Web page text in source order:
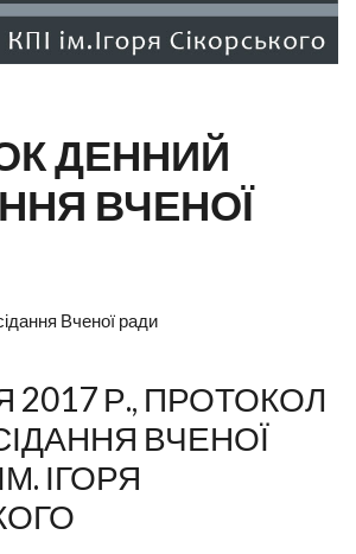
ДЕННИЙ
ВЧЕНОЇ
Вченої ради
2017 Р., ПРОТОКОЛ
ВЧЕНОЇ
ІГОРЯ